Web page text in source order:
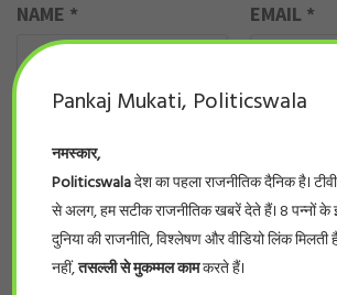
NAME * EMAIL *
WEBSITE
SAVE MY NAME, EMAIL, AND
Pankaj Mukati, Politicswala
नमस्कार,
Politicswalaदेश का पहला राजनीतिक दैनिक है।
से अलग, हम सटीक राजनीतिक खबरें देते हैं। 8 पन्नों
दुनिया की राजनीति, विश्लेषण और वीडियो लिंक मिलती
नहीं,तसल्ली से मुकम्मल कामकरते हैं।